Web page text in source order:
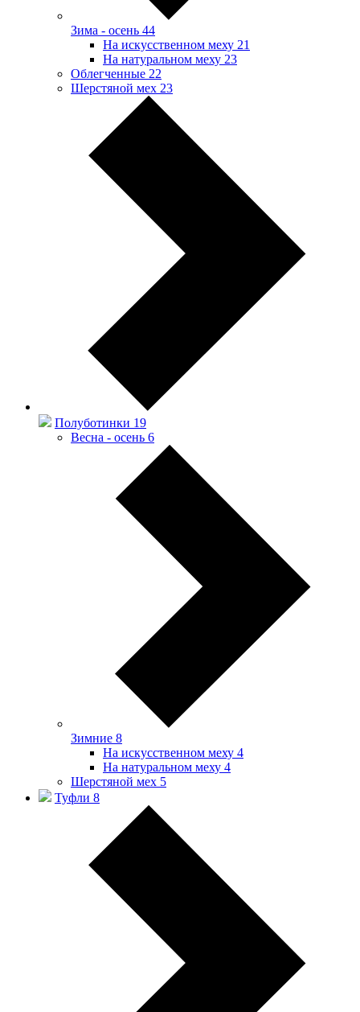
Зима - осень 44
На искусственном меху 21
На натуральном меху 23
Облегченные 22
Шерстяной мех 23
Полуботинки 19
Весна - осень 6
Зимние 8
На искусственном меху 4
На натуральном меху 4
Шерстяной мех 5
Туфли 8